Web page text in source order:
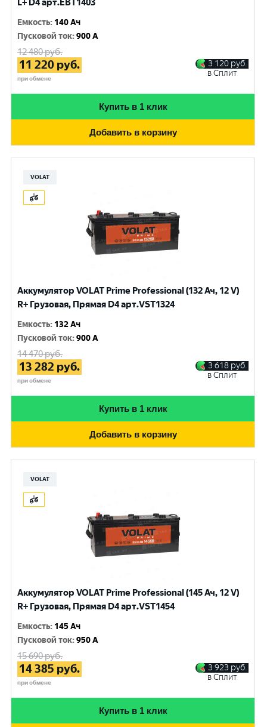
L+ D4 арт.EBT1403
Емкость: 140 Ач
Пусковой ток:900 A
12 480руб.
11 220 руб.
при обмене
3 120 руб.
в Сплит
Купить в 1 клик
Добавить в корзину
VOLAT
Аккумулятор VOLAT Prime Professional (132 Ач, 12 V)
R+ Грузовая, Прямая D4 арт.VST1324
Емкость: 132 Ач
Пусковой ток:900 A
14 470руб.
13 282 руб.
при обмене
3 618 руб.
в Сплит
Купить в 1 клик
Добавить в корзину
VOLAT
Аккумулятор VOLAT Prime Professional (145 Ач, 12 V)
R+ Грузовая, Прямая D4 арт.VST1454
Емкость: 145 Ач
Пусковой ток:950 A
15 690руб.
14 385 руб.
при обмене
3 923 руб.
в Сплит
Купить в 1 клик